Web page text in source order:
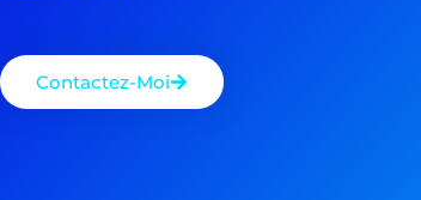
Contactez-Moi